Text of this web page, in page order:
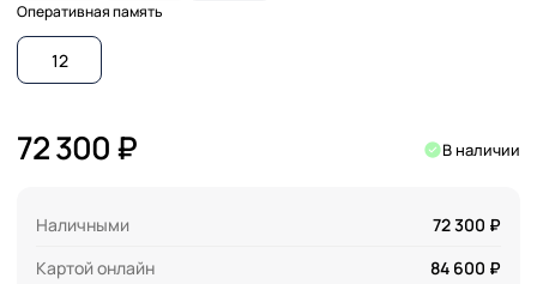
Оперативная память
12
72 300 ₽ В наличии
Наличными
72 300 ₽
Картой онлайн
84 600 ₽